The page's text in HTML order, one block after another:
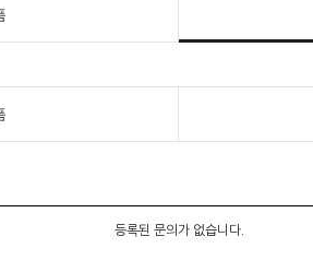
등록된 문의가 없습니다.